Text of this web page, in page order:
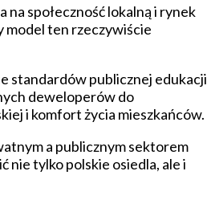
społeczność lokalną i rynek
model ten rzeczywiście
standardów publicznej edukacji
deweloperów do
i komfort życia mieszkańców.
a publicznym sektorem
nie tylko polskie osiedla, ale i